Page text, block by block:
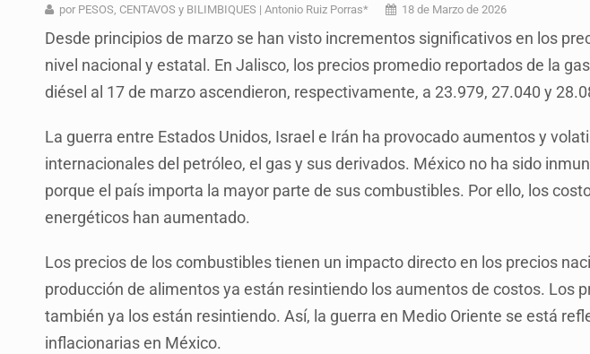
Vecinos de Mirador de San Isidro denuncian tala; IJALVI lo niega
Reporta 627 acciones tras inundación en Balcones de Oblatos
Fiscalía continúa búsqueda de Ricardo Cabezas Talavera
Buscan a otros tres por feminicidio de Valeria Márquez
Fiscalías, SIAPA y transporte, entre los asuntos pendientes del
Que el IPEJAL encabece la lista de deudores en Jalisco es un
por PESOS, CENTAVOS y BILIMBIQUES | Antonio Ruiz Porras* 18 de Marzo de 2026
Desde principios de marzo se han visto incrementos significativos en los
nivel nacional y estatal. En Jalisco, los precios promedio reportados de la
diésel al 17 de marzo ascendieron, respectivamente, a 23.979, 27.040 y
La guerra entre Estados Unidos, Israel e Irán ha provocado aumentos y
internacionales del petróleo, el gas y sus derivados. México no ha sido
porque el país importa la mayor parte de sus combustibles. Por ello, los
energéticos han aumentado.
Los precios de los combustibles tienen un impacto directo en los precios
producción de alimentos ya están resintiendo los aumentos de costos. Los
también ya los están resintiendo. Así, la guerra en Medio Oriente se está
inflacionarias en México.